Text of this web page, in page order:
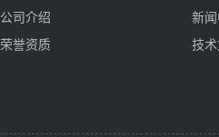
公司介绍
荣誉资质
新
技